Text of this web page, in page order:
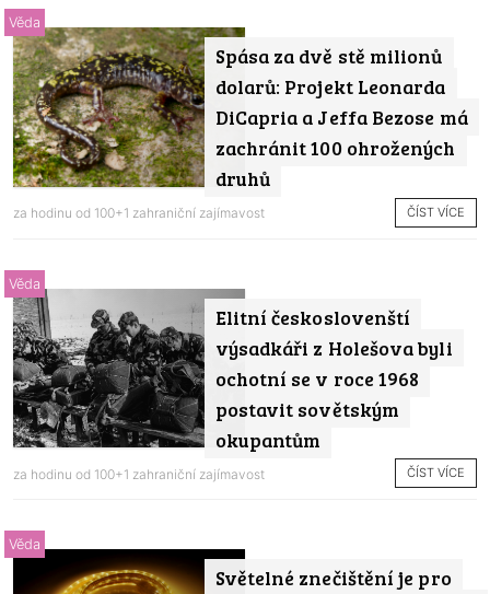
Spása za dvě stě milionů
dolarů: Projekt Leonarda
DiCapria a Jeffa Bezose má
zachránit 100 ohrožených
druhů
Věda
za hodinu od 100+1 zahraniční zajímavost ČÍST VÍCE
Elitní českoslovenští
výsadkáři z Holešova byli
ochotní se v roce 1968
postavit sovětským
okupantům
Věda
za hodinu od 100+1 zahraniční zajímavost ČÍST VÍCE
Světelné znečištění je pro
Věda